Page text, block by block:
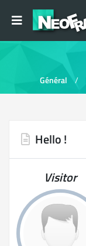
Général
Hello !
Visitor